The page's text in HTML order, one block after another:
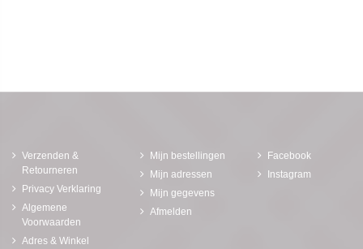
Verzenden &
Retourneren
Privacy Verklaring
Algemene
Voorwaarden
Adres & Winkel
Mijn bestellingen
Mijn adressen
Mijn gegevens
Afmelden
Facebook
Instagram